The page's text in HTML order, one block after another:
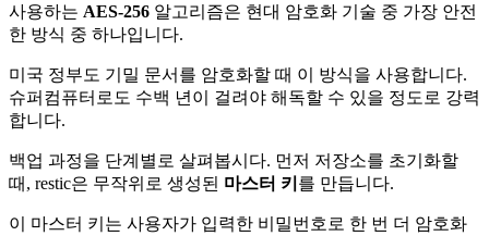
사용하는 AES-256 알고리즘은 현대 암호화 기술 중 가장 안전
한 방식 중 하나입니다.
미국 정부도 기밀 문서를 암호화할 때 이 방식을 사용합니다.
슈퍼컴퓨터로도 수백 년이 걸려야 해독할 수 있을 정도로 강력
합니다.
백업 과정을 단계별로 살펴봅시다. 먼저 저장소를 초기화할
때, restic은 무작위로 생성된 마스터 키 를 만듭니다.
이 마스터 키는 사용자가 입력한 비밀번호로 한 번 더 암호화